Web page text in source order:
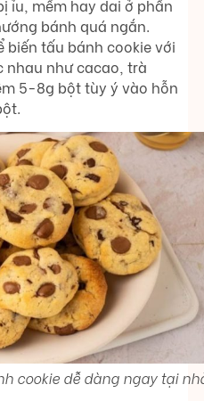
ỉu, mềm hay dai ở phần
bánh quá ngắn.
biến tấu bánh cookie với
nhau như cacao, trà
5-8g bột tùy ý vào hỗn
cookie dễ dàng ngay tại